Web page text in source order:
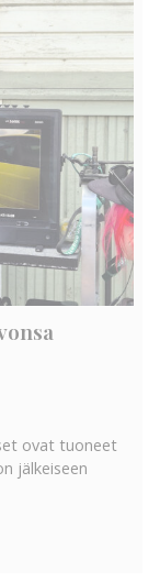
ovat tuoneet
jälkeiseen